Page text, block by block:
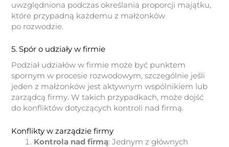
uwzględniona podczas określania proporcji majątku,
które przypadną każdemu z małżonków
po rozwodzie.
5. Spór o udziały w firmie
Podział udziałów w firmie może być punktem
spornym w procesie rozwodowym, szczególnie jeśli
jeden z małżonków jest aktywnym wspólnikiem lub
zarządcą firmy. W takich przypadkach, może dojść
do konfliktów dotyczących kontroli nad firmą.
Konflikty w zarządzie firmy
Kontrola nad firmą: Jednym z głównych